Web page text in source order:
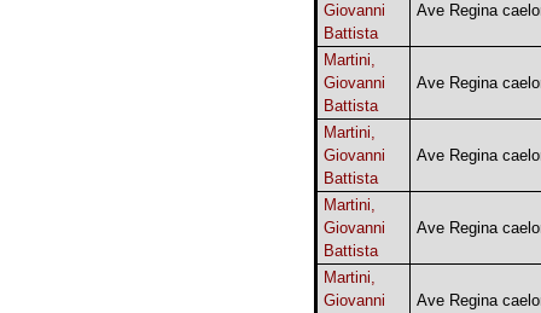
Giovanni
Battista
Ave Regina
Martini,
Giovanni
Battista
Ave Regina
Martini,
Giovanni
Battista
Ave Regina
Martini,
Giovanni
Battista
Ave Regina
Martini,
Giovanni
Ave Regina